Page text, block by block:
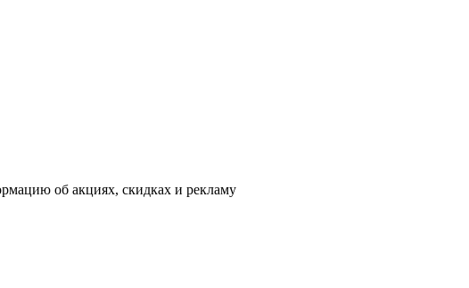
об акциях, скидках и рекламу